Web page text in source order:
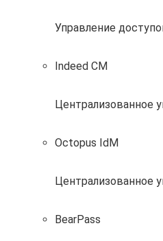
Управление
Indeed CM
Централизованное
Octopus IdM
Централизованное
BearPass